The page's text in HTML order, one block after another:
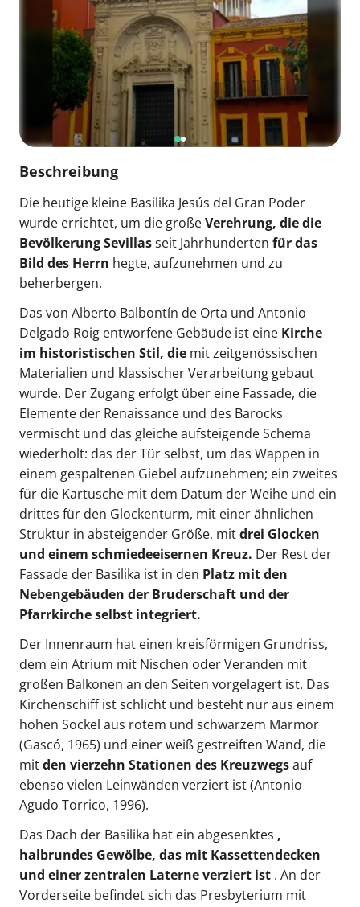
Beschreibung
Die heutige kleine Basilika Jesús del Gran Poder
wurde errichtet, um die großeVerehrung, die die
Bevölkerung Sevillasseit Jahrhunderten für das
Bild des Herrn hegte, aufzunehmen und zu
beherbergen.
Das von Alberto Balbontín de Orta und Antonio
Delgado Roig entworfene Gebäude ist eine Kirche
im historistischen Stil, die mit zeitgenössischen
Materialien und klassischer Verarbeitung gebaut
wurde. Der Zugang erfolgt über eine Fassade, die
Elemente der Renaissance und des Barocks
vermischt und das gleiche aufsteigende Schema
wiederholt: das der Tür selbst, um das Wappen in
einem gespaltenen Giebel aufzunehmen; ein zweites
für die Kartusche mit dem Datum der Weihe und ein
drittes für den Glockenturm, mit einer ähnlichen
Struktur in absteigender Größe, mitdrei Glocken
und einem schmiedeeisernen Kreuz. Der Rest der
Fassade der Basilika ist in den Platz mit den
Nebengebäuden der Bruderschaft und der
Pfarrkirche selbst integriert.
Der Innenraum hat einen kreisförmigen Grundriss,
dem ein Atrium mit Nischen oder Veranden mit
großen Balkonen an den Seiten vorgelagert ist. Das
Kirchenschiff ist schlicht und besteht nur aus einem
hohen Sockel aus rotem und schwarzem Marmor
(Gascó, 1965) und einer weiß gestreiften Wand, die
mitden vierzehn Stationen des Kreuzwegsauf
ebenso vielen Leinwänden verziert ist (Antonio
Agudo Torrico, 1996).
Das Dach der Basilika hat ein abgesenktes ,
halbrundes Gewölbe, das mit Kassettendecken
und einer zentralen Laterne verziert ist . An der
Vorderseite befindet sich das Presbyterium mit